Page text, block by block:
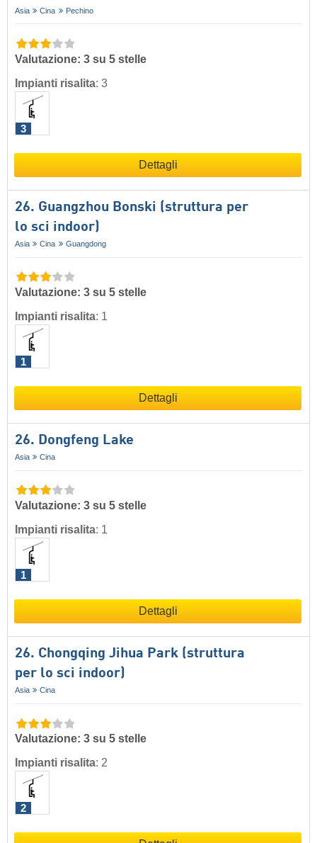
Asia Cina Pechino
Valutazione: 3 su 5 stelle
Impianti risalita: 3
3
Dettagli
26. Guangzhou Bonski (struttura per
lo sci indoor)
Asia Cina Guangdong
Valutazione: 3 su 5 stelle
Impianti risalita: 1
1
Dettagli
26. Dongfeng Lake
Asia Cina
Valutazione: 3 su 5 stelle
Impianti risalita: 1
1
Dettagli
26. Chongqing Jihua Park (struttura
per lo sci indoor)
Asia Cina
Valutazione: 3 su 5 stelle
Impianti risalita: 2
2